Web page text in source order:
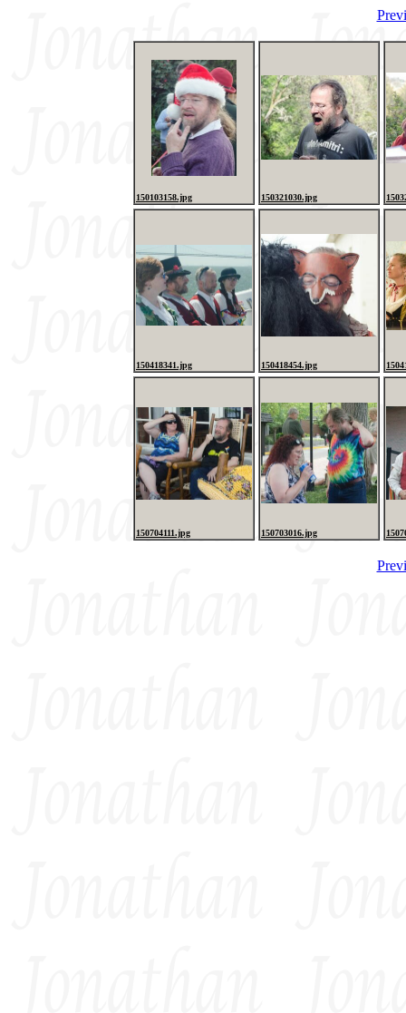
150103158.jpg 150321030.jpg
150418341.jpg 150418454.jpg
150704111.jpg 150703016.jpg